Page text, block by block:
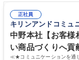
正社員
キリンアンドコミュ
中野本社【お客様
い商品づくりへ貢
≪★コミュニケーションを通